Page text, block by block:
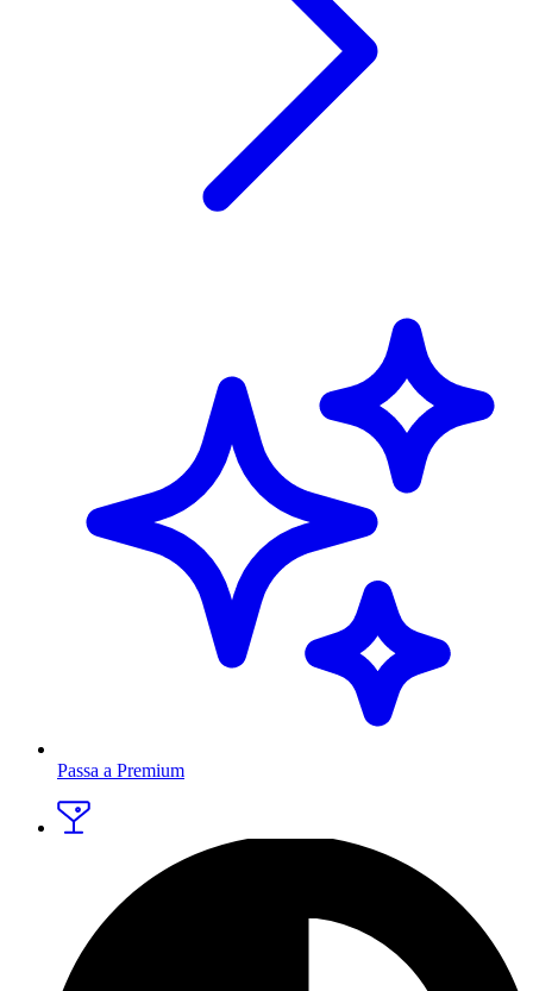
Passa a Premium